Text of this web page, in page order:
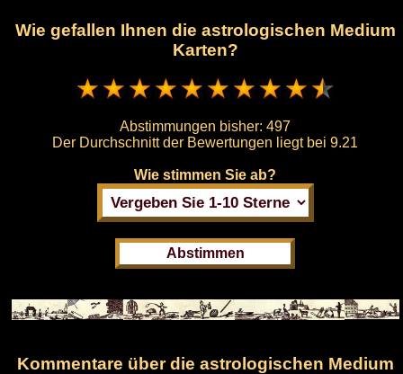
Wie gefallen Ihnen die astrologischen Medium
Karten?
Abstimmungen bisher: 497
Der Durchschnitt der Bewertungen liegt bei 9.21
Wie stimmen Sie ab?
Kommentare über die astrologischen Medium